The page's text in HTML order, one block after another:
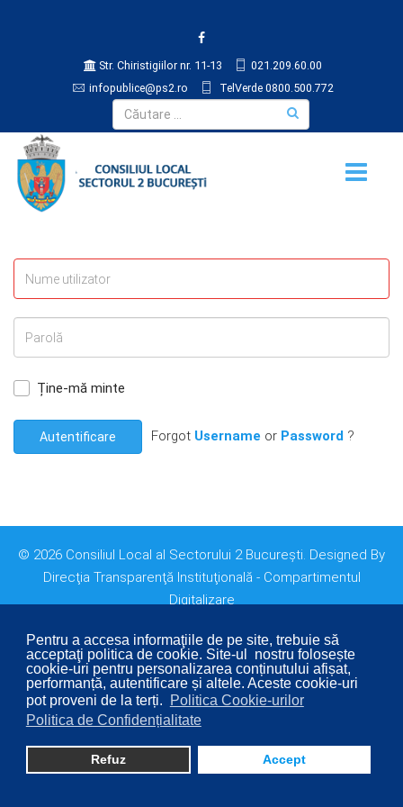
Pentru a accesa informaţiile de pe site, trebuie să
acceptaţi politica de cookie. Site-ul nostru folosește
cookie-uri pentru personalizarea conținutului afișat,
performanță, autentificare și altele. Aceste cookie-uri
pot proveni de la terți.
Politica Cookie-urilor
Politica de Confidențialitate
Refuz Accept
Str. Chiristigiilor nr. 11-13
021.209.60.00
infopublice@ps2.ro
TelVerde 0800.500.772
Ține-mă minte
Autentificare Forgot Username or Password ?
© 2026 Consiliul Local al Sectorului 2 București. Designed By
Direcţia Transparenţă Instituţională - Compartimentul
Digitalizare